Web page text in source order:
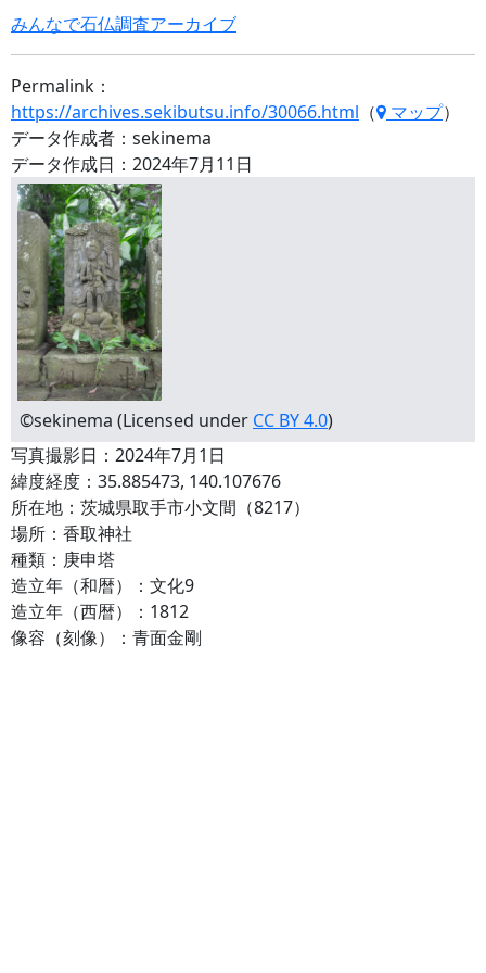
みんなで石仏調査アーカイブ
Permalink：
https://archives.sekibutsu.info/30066.html （ マップ）
データ作成者：sekinema
データ作成日：2024年7月11日
©sekinema (Licensed under CC BY 4.0)
写真撮影日：2024年7月1日
緯度経度：35.885473, 140.107676
所在地：茨城県取手市小文間（8217）
場所：香取神社
種類：庚申塔
造立年（和暦）：文化9
造立年（西暦）：1812
像容（刻像）：青面金剛